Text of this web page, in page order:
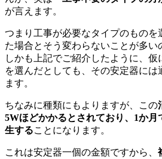
が言えます。
つまり工事が必要なタイプのもの
た場合とそう変わらないことが多い
しかも上記でご紹介したように、
を選んだとしても、その安定器に
ます。
ちなみに種類にもよりますが、この
5Wほどかかるとされており、1か月
生することになります。
これは安定器一個の金額ですから、